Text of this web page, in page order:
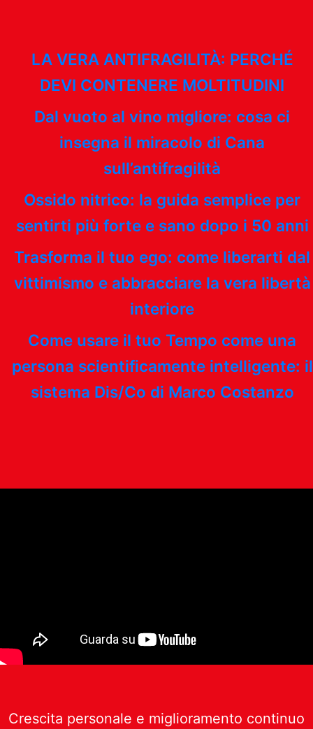
LA VERA ANTIFRAGILITÀ: PERCHÉ
DEVI CONTENERE MOLTITUDINI
Dal vuoto al vino migliore: cosa ci
insegna il miracolo di Cana
sull’antifragilità
Ossido nitrico: la guida semplice per
sentirti più forte e sano dopo i 50 anni
Trasforma il tuo ego: come liberarti dal
vittimismo e abbracciare la vera libertà
interiore
Come usare il tuo Tempo come una
persona scientificamente intelligente: il
sistema Dis/Co di Marco Costanzo
Crescita personale e miglioramento continuo